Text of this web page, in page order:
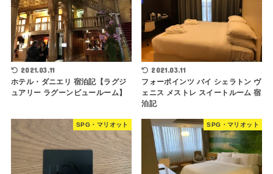
2021.03.11
ホテル・ダニエリ 宿泊記【ラグジ
ュアリー ラグーンビュールーム】
2021.03.11
フォーポインツ バイ シェラトン ヴ
ェニス メストレ スイートルーム 宿
泊記
SPG・マリオット SPG・マリオット